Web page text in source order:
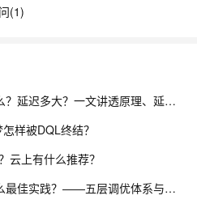
(1)
云数据库读写分离的原理是什么？延迟多大？一文讲透原理、延迟与落地方案
样被DQL终结？
云上有什么推荐？
云数据库性能怎么调优？有什么最佳实践？——五层调优体系与阿里云 RDS 实战